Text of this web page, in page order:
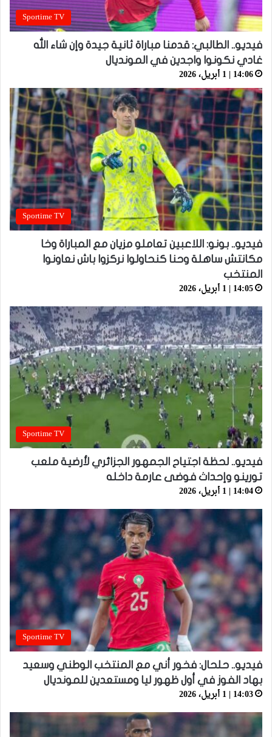
Sportime TV
فيديو.. الطالبي: قدمنا مباراة ثانية جيدة وإن شاء الله
غادي نكونوا واجدين في المونديال
14:06 | 1 أبريل، 2026
Sportime TV
فيديو.. بونو: اللاعبين تعاملو مزيان مع المباراة وخا
مكانتش ساهلة وحنا كنحاولوا نركزوا باش نعاونوا
المنتخب
14:05 | 1 أبريل، 2026
Sportime TV
فيديو.. لحظة اجتياح الجمهور الجزائري لأرضية ملعب
تورينو وإحداث فوضى عارمة داخله
14:04 | 1 أبريل، 2026
Sportime TV
فيديو.. حلحال: فخور أني مع المنتخب الوطني وسعيد
بهاد الفوز في أول ظهور ليا ومستعدين للمونديال
14:03 | 1 أبريل، 2026